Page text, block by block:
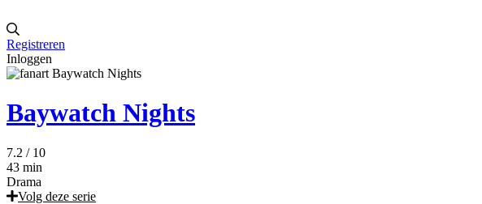
Registreren
Inloggen
Baywatch Nights
7.2 / 10
43 min
Drama
Volg deze serie